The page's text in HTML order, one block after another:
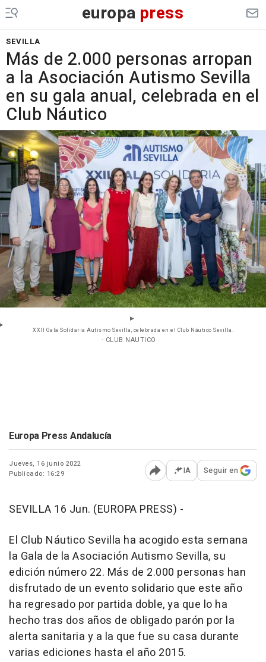
europa press
SEVILLA
Más de 2.000 personas arropan
a la Asociación Autismo Sevilla
en su gala anual, celebrada en el
Club Náutico
XXII Gala Solidaria Autismo Sevilla, celebrada en el Club Náutico Sevilla.
- CLUB NAUTICO
Europa Press Andalucía
Jueves, 16 junio 2022
Publicado: 16:29
Abrir opciones para
IA Seguir en
SEVILLA 16 Jun. (EUROPA PRESS) -
El Club Náutico Sevilla ha acogido esta semana
la Gala de la Asociación Autismo Sevilla, su
edición número 22. Más de 2.000 personas han
disfrutado de un evento solidario que este año
ha regresado por partida doble, ya que lo ha
hecho tras dos años de obligado parón por la
alerta sanitaria y a la que fue su casa durante
varias ediciones hasta el año 2015.